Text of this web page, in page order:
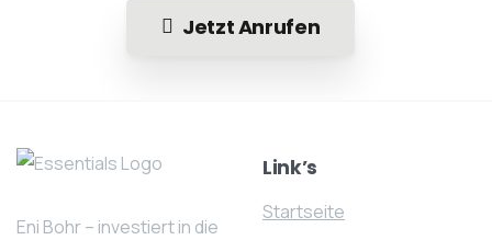
Jetzt Anrufen
Eni Bohr – investiert in die
Link’s
Startseite